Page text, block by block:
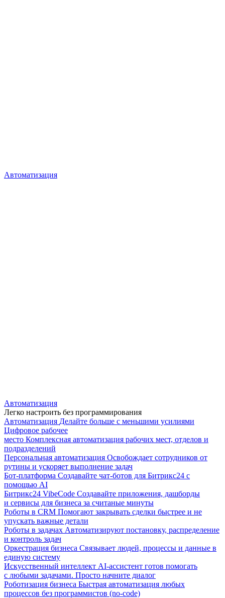
Автоматизация
Автоматизация
Легко настроить без программирования
Автоматизация Делайте больше с меньшими усилиями
Цифровое рабочее
место Комплексная автоматизация рабочих мест, отделов и
подразделений
Персональная автоматизация Освобождает сотрудников от
рутины и ускоряет выполнение задач
Бот-платформа Создавайте чат-ботов для Битрикс24 с
помощью AI
Битрикс24 VibeCode Создавайте приложения, дашборды
и сервисы для бизнеса за считаные минуты
Роботы в CRM Помогают закрывать сделки быстрее и не
упускать важные детали
Роботы в задачах Автоматизируют постановку, распределение
и контроль задач
Оркестрация бизнеса Связывает людей, процессы и данные в
единую систему
Искусственный интеллект AI-ассистент готов помогать
с любыми задачами. Просто начните диалог
Роботизация бизнеса Быстрая автоматизация любых
процессов без программистов (no-code)